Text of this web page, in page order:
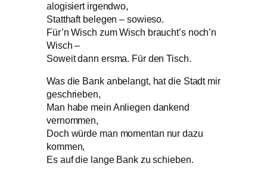
alogisiert irgendwo,
Statthaft belegen – sowieso.
Für’n Wisch zum Wisch braucht’s noch’n
Wisch –
Soweit dann ersma. Für den Tisch.
Was die Bank anbelangt, hat die Stadt mir
geschrieben,
Man habe mein Anliegen dankend
vernommen,
Doch würde man momentan nur dazu
kommen,
Es auf die lange Bank zu schieben.